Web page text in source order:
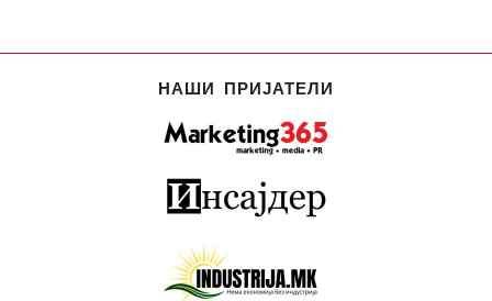
НАШИ ПРИЈАТЕЛИ